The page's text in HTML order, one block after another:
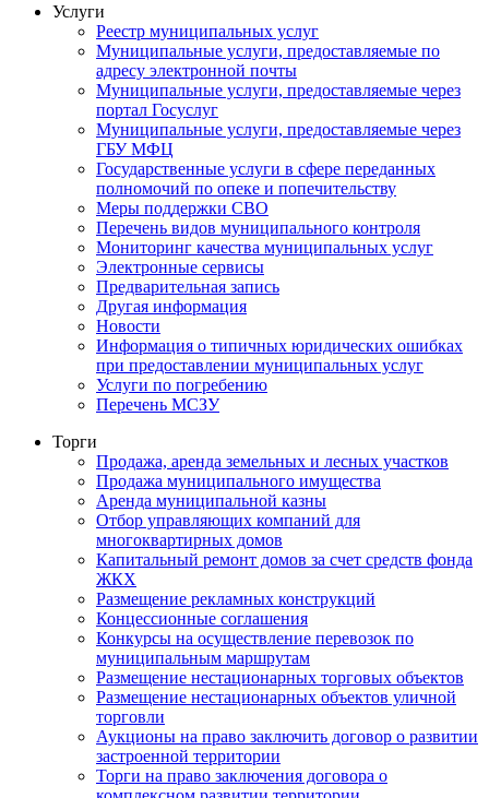
Услуги
Реестр муниципальных услуг
Муниципальные услуги, предоставляемые по
адресу электронной почты
Муниципальные услуги, предоставляемые через
портал Госуслуг
Муниципальные услуги, предоставляемые через
ГБУ МФЦ
Государственные услуги в сфере переданных
полномочий по опеке и попечительству
Меры поддержки СВО
Перечень видов муниципального контроля
Мониторинг качества муниципальных услуг
Электронные сервисы
Предварительная запись
Другая информация
Новости
Информация о типичных юридических ошибках
при предоставлении муниципальных услуг
Услуги по погребению
Перечень МСЗУ
Торги
Продажа, аренда земельных и лесных участков
Продажа муниципального имущества
Аренда муниципальной казны
Отбор управляющих компаний для
многоквартирных домов
Капитальный ремонт домов за счет средств фонда
ЖКХ
Размещение рекламных конструкций
Концессионные соглашения
Конкурсы на осуществление перевозок по
муниципальным маршрутам
Размещение нестационарных торговых объектов
Размещение нестационарных объектов уличной
торговли
Аукционы на право заключить договор о развитии
застроенной территории
Торги на право заключения договора о